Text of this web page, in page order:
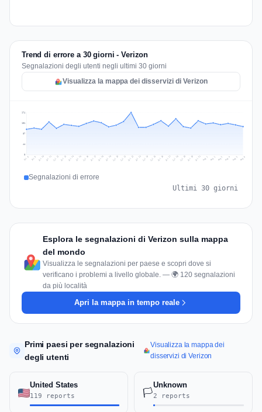
Trend di errore a 30 giorni - Verizon
Segnalazioni degli utenti negli ultimi 30 giorni
Visualizza la mappa dei disservizi di Verizon
44
87
131
174
Jul 8 Jul 9 Jul 10 Jul 11 Jul 12 Jul 13 Jul 14 Jul 15 Jul 16 Jul 17 Jul 18 Jul 19 Jul 20 Jul 21 Jul 22 Jul 23 Jul 24 Jul 25 Jul 26 Jul 27 Jul 28 Jul 29 Jul 30 Jul 31 Aug 1 Aug 2 Aug 3 Aug 4 Aug 5 Aug 6
Segnalazioni di errore
Ultimi 30 giorni
Esplora le segnalazioni di Verizon sulla mappa
del mondo
Visualizza le segnalazioni per paese e scopri dove si
verificano i problemi a livello globale. — 🌍 120 segnalazioni
da più località
Apri la mappa in tempo reale
Primi paesi per segnalazioni
degli utenti
Visualizza la mappa dei
disservizi di Verizon
United States
119 reports 🏳️
Unknown
2 reports